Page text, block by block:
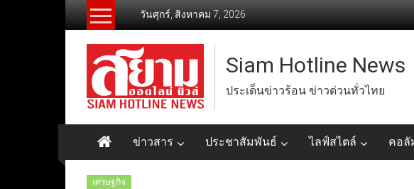
วันศุกร์, สิงหาคม 7, 2026
Siam Hotline News
ประเด็นข่าวร้อน ข่าวด่วนทั่วไทย
ข่าวสาร ประชาสัมพันธ์ ไลฟ์สไตล์ คอลั
เศรษฐกิจ